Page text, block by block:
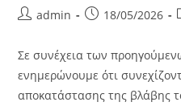
admin 18/05/2026
Σε συνέχεια των
ενημερώνουμε ότι
αποκατάστασης της βλάβης